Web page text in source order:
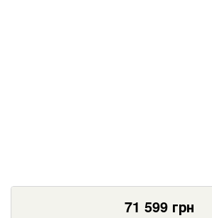
71 599 грн